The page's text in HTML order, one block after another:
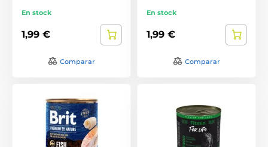
En stock
1,99 €
Comparar
En stock
1,99 €
Comparar